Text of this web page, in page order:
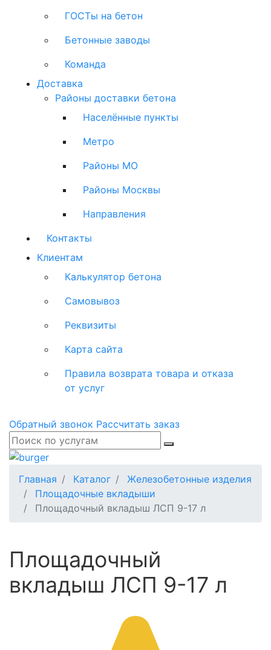
ГОСТы на бетон
Бетонные заводы
Команда
Доставка
Районы доставки бетона
Населённые пункты
Метро
Районы МО
Районы Москвы
Направления
Контакты
Клиентам
Калькулятор бетона
Самовывоз
Реквизиты
Карта сайта
Правила возврата товара и отказа
от услуг
Обратный звонок Рассчитать заказ
Главная Каталог
Железобетонные изделия
Площадочные вкладыши
Площадочный вкладыш ЛСП 9-17 л
Площадочный
вкладыш ЛСП 9-17 л